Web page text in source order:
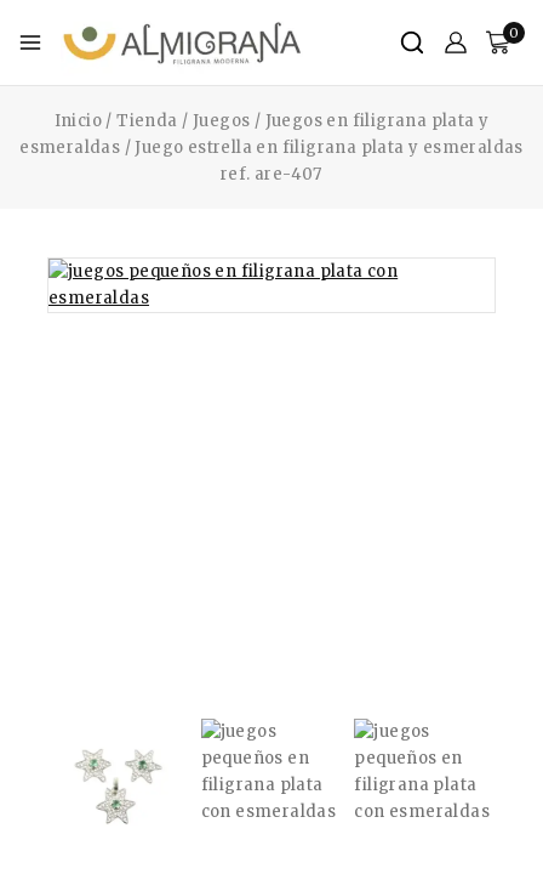
0
Inicio / Tienda / Juegos / Juegos en filigrana plata y
esmeraldas / Juego estrella en filigrana plata y esmeraldas
ref. are-407